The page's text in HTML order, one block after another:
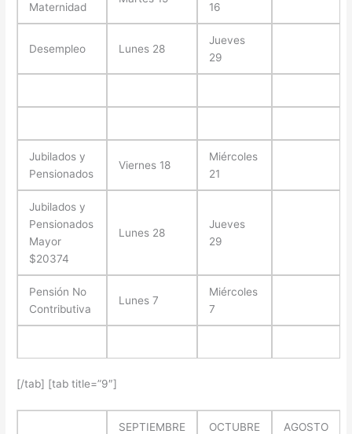
Maternidad
16
Desempleo Lunes 28
Jueves
29
Jubilados y
Pensionados
Viernes 18
Miércoles
21
Jubilados y
Pensionados
Mayor
$20374
Lunes 28
Jueves
29
Pensión No
Contributiva
Lunes 7
Miércoles
7
[/tab] [tab title=”9″]
SEPTIEMBRE OCTUBRE AGOSTO